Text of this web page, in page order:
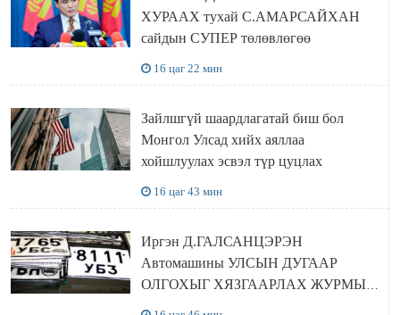
ХУРААХ тухай С.АМАРСАЙХАН
сайдын СУПЕР төлөвлөгөө
16 цаг 22 мин
Зайлшгүй шаардлагатай биш бол
Монгол Улсад хийх аяллаа
хойшлуулах эсвэл түр цуцлах
16 цаг 43 мин
Иргэн Д.ГАЛСАНЦЭРЭН
Автомашины УЛСЫН ДУГААР
ОЛГОХЫГ ХЯЗГААРЛАХ ЖУРМЫГ